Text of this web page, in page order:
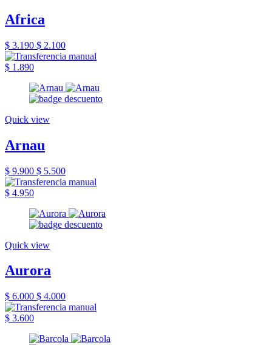
Africa
$ 3.190 $ 2.100
$ 1.890
Quick view
Arnau
$ 9.900 $ 5.500
$ 4.950
Quick view
Aurora
$ 6.000 $ 4.000
$ 3.600